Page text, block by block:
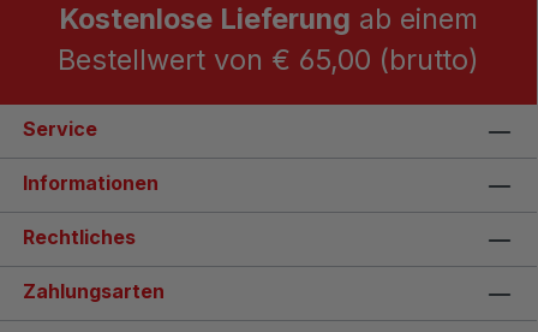
Kostenlose Lieferung ab einem
Bestellwert von € 65,00 (brutto)
Service
Informationen
Rechtliches
Zahlungsarten